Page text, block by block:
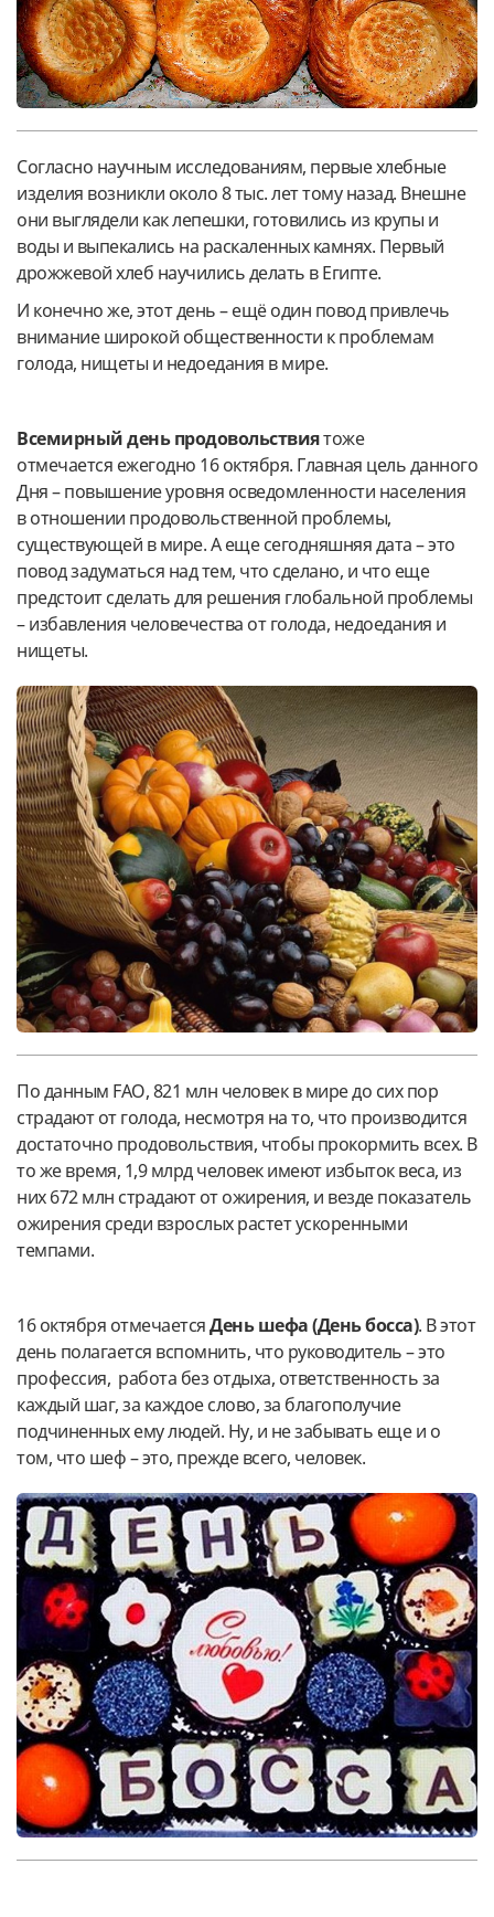
Согласно научным исследованиям, первые хлебные
изделия возникли около 8 тыс. лет тому назад. Внешне
они выглядели как лепешки, готовились из крупы и
воды и выпекались на раскаленных камнях. Первый
дрожжевой хлеб научились делать в Египте.
И конечно же, этот день – ещё один повод привлечь
внимание широкой общественности к проблемам
голода, нищеты и недоедания в мире.
Всемирный день продовольствиятоже
отмечается ежегодно 16 октября. Главная цель данного
Дня – повышение уровня осведомленности населения
в отношении продовольственной проблемы,
существующей в мире. А еще сегодняшняя дата – это
повод задуматься над тем, что сделано, и что еще
предстоит сделать для решения глобальной проблемы
– избавления человечества от голода, недоедания и
нищеты.
По данным FAO, 821 млн человек в мире до сих пор
страдают от голода, несмотря на то, что производится
достаточно продовольствия, чтобы прокормить всех. В
то же время, 1,9 млрд человек имеют избыток веса, из
них 672 млн страдают от ожирения, и везде показатель
ожирения среди взрослых растет ускоренными
темпами.
16 октября отмечаетсяДень шефа (День босса). В этот
день полагается вспомнить, что руководитель – это
профессия, работа без отдыха, ответственность за
каждый шаг, за каждое слово, за благополучие
подчиненных ему людей. Ну, и не забывать еще и о
том, что шеф – это, прежде всего, человек.